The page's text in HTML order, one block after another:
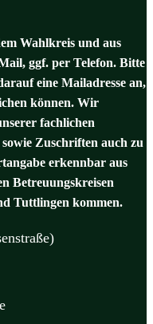
Wahlkreis und aus
ggf. per Telefon. Bitte
eine Mailadresse an,
können. Wir
fachlichen
Zuschriften auch zu
erkennbar aus
Betreuungskreisen
Tuttlingen kommen.